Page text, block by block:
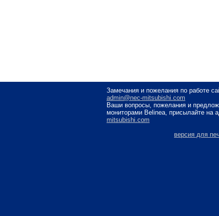
Замечания и пожелания по работе
admin@nec-mitsubishi.com
Ваши вопросы, пожелания и
мониторами Belinea, присылайте на
mitsubishi.com
версия для